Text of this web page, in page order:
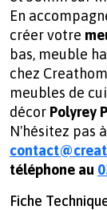
En
créer votre
bas, meuble
chez
meubles de
décor Polyrey
N'hésitez pas
téléphone au
Fiche